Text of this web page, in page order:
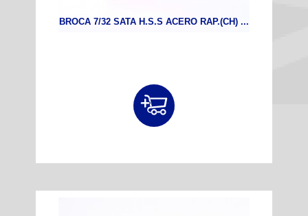
BROCA 7/32 SATA H.S.S ACERO RAP.(CH) ...